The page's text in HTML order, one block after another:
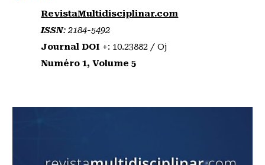
RevistaMultidisciplinar.com
ISSN: 2184-5492
Journal DOI +: 10.23882 / Oj
Numéro 1, Volume 5